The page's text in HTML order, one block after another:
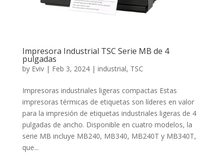
Impresora Industrial TSC Serie MB de 4
pulgadas
by Eviv| Feb 3, 2024| industrial, TSC
Impresoras industriales ligeras compactas Estas
impresoras térmicas de etiquetas son líderes en valor
para la impresión de etiquetas industriales ligeras de 4
pulgadas de ancho. Disponible en cuatro modelos, la
serie MB incluye MB240, MB340, MB240T y MB340T,
que...